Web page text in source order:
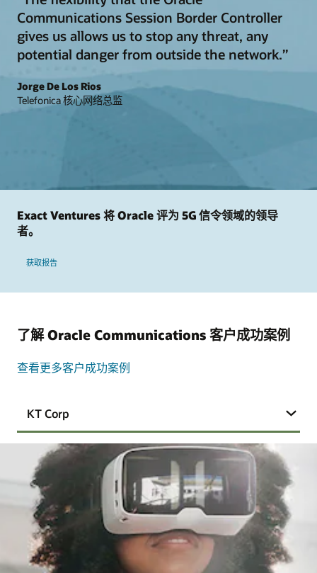
Communications Session Border Controller
gives us allows us to stop any threat, any
potential danger from outside the network.”
Jorge De Los Rios
Telefonica 核心网络总监
Exact Ventures 将 Oracle 评为 5G 信令领域的领导
者。
获取报告
了解 Oracle Communications 客户成功案例
查看更多客户成功案例
KT Corp